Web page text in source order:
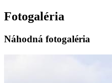
Fotogaléria
Náhodná fotogaléria